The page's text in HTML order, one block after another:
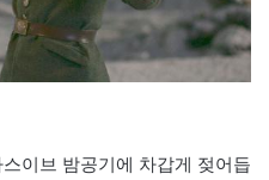
이브 밤공기에 차갑게 젖어듭